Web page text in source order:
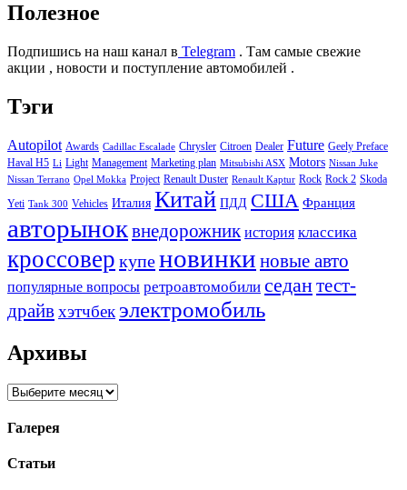
Полезное
Подпишись на наш канал в Telegram . Там самые свежие
акции , новости и поступление автомобилей .
Тэги
Autopilot Awards Cadillac Escalade Chrysler Citroen Dealer Future Geely Preface
Haval H5 Li Light Management Marketing plan Mitsubishi ASX Motors Nissan Juke
Nissan Terrano Opel Mokka Project Renault Duster Renault Kaptur Rock Rock 2 Skoda
Yeti Tank 300 Vehicles Италия Китай ПДД США Франция
авторыноквнедорожник история классика
кроссовер купеновинки новые авто
популярные вопросы ретроавтомобили седантест-
драйвхэтчбек электромобиль
Архивы
Архивы
Галерея
Статьи